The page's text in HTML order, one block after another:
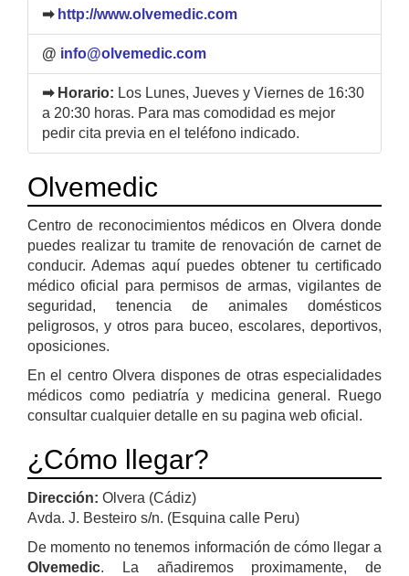
➡ http://www.olvemedic.com
@ info@olvemedic.com
➡ Horario: Los Lunes, Jueves y Viernes de 16:30
a 20:30 horas. Para mas comodidad es mejor
pedir cita previa en el teléfono indicado.
Olvemedic
Centro de reconocimientos médicos en Olvera donde
puedes realizar tu tramite de renovación de carnet de
conducir. Ademas aquí puedes obtener tu certificado
médico oficial para permisos de armas, vigilantes de
seguridad, tenencia de animales domésticos
peligrosos, y otros para buceo, escolares, deportivos,
oposiciones.
En el centro Olvera dispones de otras especialidades
médicos como pediatría y medicina general. Ruego
consultar cualquier detalle en su pagina web oficial.
¿Cómo llegar?
Dirección: Olvera (Cádiz)
Avda. J. Besteiro s/n. (Esquina calle Peru)
De momento no tenemos información de cómo llegar a
Olvemedic. La añadiremos proximamente, de